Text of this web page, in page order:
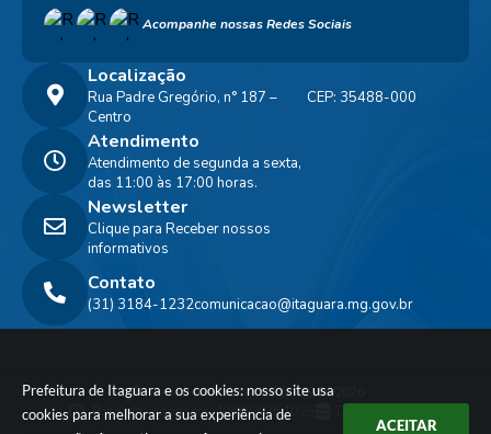
Prefeitura de Itaguara e os cookies: nosso site usa
cookies para melhorar a sua experiência de
ACEITAR
Acompanhe nossas Redes Sociais
Localização
Rua Padre Gregório, n° 187 –
Centro
CEP: 35488-000
Contato
(31) 3184-1232comunicacao@itaguara.mg.gov.br
Atendimento
Atendimento de segunda a sexta,
das 11:00 às 17:00 horas.
Newsletter
Clique para Receber nossos
informativos
Versão do Sistema:3.5.3 - 19/06/2026
Portal atualizado em:10/08/2026 10:25 Dados Abertos